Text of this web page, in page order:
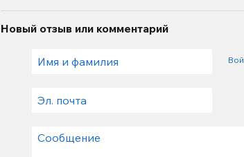
Новый отзыв или комментарий